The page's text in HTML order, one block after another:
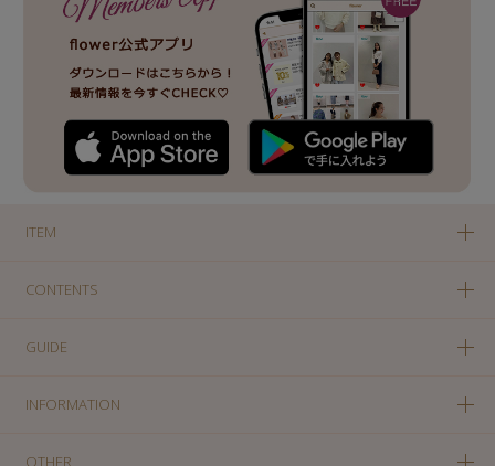
ITEM
CONTENTS
GUIDE
INFORMATION
OTHER